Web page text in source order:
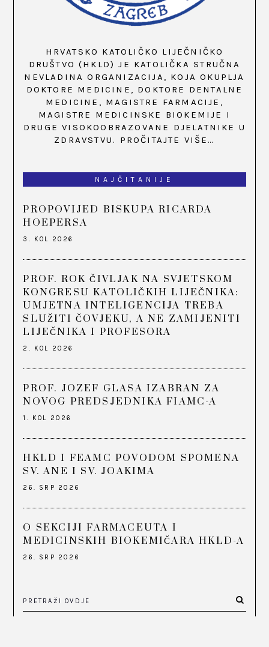
HRVATSKO KATOLIČKO LIJEČNIČKO
DRUŠTVO (HKLD) JE KATOLIČKA STRUČNA
NEVLADINA ORGANIZACIJA, KOJA OKUPLJA
DOKTORE MEDICINE, DOKTORE DENTALNE
MEDICINE, MAGISTRE FARMACIJE,
MAGISTRE MEDICINSKE BIOKEMIJE I
DRUGE VISOKOOBRAZOVANE DJELATNIKE U
ZDRAVSTVU. PROČITAJTE VIŠE…
NAJČITANIJE
PROPOVIJED BISKUPA RICARDA
HOEPERSA
3. KOL 2026
PROF. ROK ČIVLJAK NA SVJETSKOM
KONGRESU KATOLIČKIH LIJEČNIKA:
UMJETNA INTELIGENCIJA TREBA
SLUŽITI ČOVJEKU, A NE ZAMIJENITI
LIJEČNIKA I PROFESORA
2. KOL 2026
PROF. JOZEF GLASA IZABRAN ZA
NOVOG PREDSJEDNIKA FIAMC-A
1. KOL 2026
HKLD I FEAMC POVODOM SPOMENA
SV. ANE I SV. JOAKIMA
26. SRP 2026
O SEKCIJI FARMACEUTA I
MEDICINSKIH BIOKEMIČARA HKLD-A
26. SRP 2026